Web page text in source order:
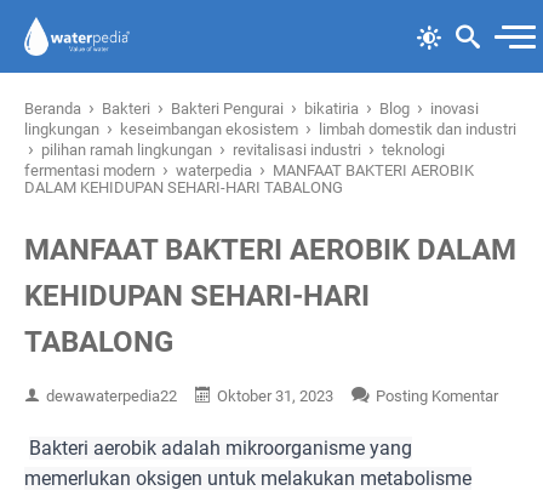
Beranda › Bakteri › Bakteri Pengurai › bikatiria › Blog › inovasi
lingkungan › keseimbangan ekosistem › limbah domestik dan industri
› pilihan ramah lingkungan › revitalisasi industri › teknologi
fermentasi modern › waterpedia › MANFAAT BAKTERI AEROBIK
DALAM KEHIDUPAN SEHARI-HARI TABALONG
MANFAAT BAKTERI AEROBIK DALAM
KEHIDUPAN SEHARI-HARI
TABALONG
dewawaterpedia22 Oktober 31, 2023 Posting Komentar
Bakteri aerobik adalah mikroorganisme yang
memerlukan oksigen untuk melakukan metabolisme